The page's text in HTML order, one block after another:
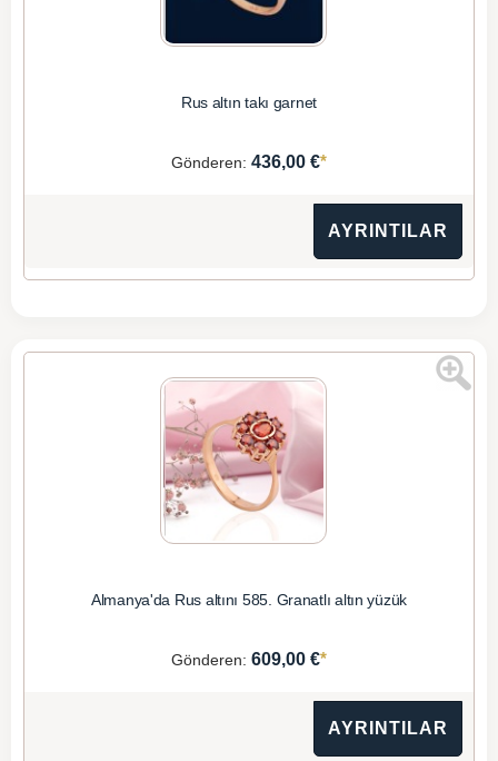
Rus altın takı garnet
Gönderen: 436,00 €*
AYRINTILAR
Almanya'da Rus altını 585. Granatlı altın yüzük
Gönderen: 609,00 €*
AYRINTILAR